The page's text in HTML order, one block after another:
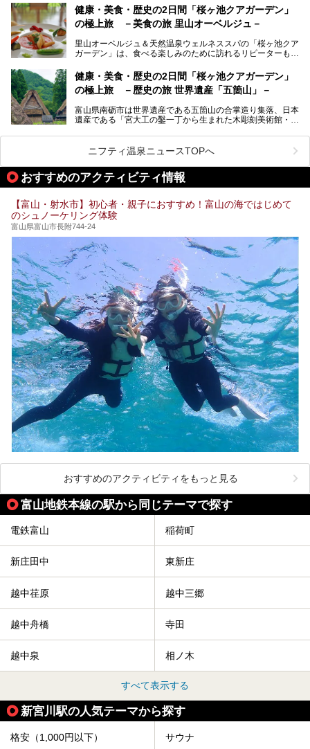
るので、ゆったり楽しみながら美しく健康に。
そんな「桜ヶ池クアガーデン」の天然温泉バイタルプールと
ートしたいと思います。
健康・美食・歴史の2日間「桜ヶ池クアガーデン」
の極上旅 －美食の旅 里山オーベルジュ－
里山オーベルジュ＆天然温泉ウェルネススパの「桜ヶ池クア
ガーデン」は、食べる楽しみのために訪れるリピーターも多
月、水はフレンチ、火、木は和食、土日はその両方がランチ
とディナーで味わえます。オリジナルのスイーツも評判で
す。
そんな「桜ヶ池クアガーデン」に宿泊して、食を満喫してき
たのでじっくりご紹介します！
健康・美食・歴史の2日間「桜ヶ池クアガーデン」
の極上旅 －歴史の旅 世界遺産「五箇山」－
富山県南砺市は世界遺産である五箇山の合掌造り集落、日本
遺産である「宮大工の鑿一丁から生まれた木彫刻美術館・井
小京都・城端と、とても魅力的な観光スポットがたくさんあ
ります。
城端の郊外に建つ里山オーベルジュ＆温泉ウェルネススパ
「桜ヶ池クアガーデン」に泊まって、歴史の旅にお出かけし
てみませんか？
ニフティ温泉ニュースTOPへ
おすすめのアクティビティ情報
【富山・射水市】初心者・親子におすすめ！富山の海ではじめて
のシュノーケリング体験
富山県富山市長附744-24
おすすめのアクティビティをもっと見る
富山地鉄本線の駅から同じテーマで探す
電鉄富山 稲荷町
新庄田中 東新庄
越中荏原 越中三郷
越中舟橋 寺田
越中泉 相ノ木
すべて表示する
新宮川駅の人気テーマから探す
格安（1,000円以下） サウナ